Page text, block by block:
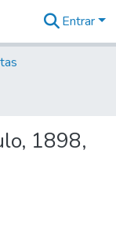
Entrar
1898,